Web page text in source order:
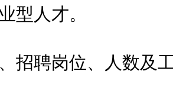
型人才。
聘岗位、人数及